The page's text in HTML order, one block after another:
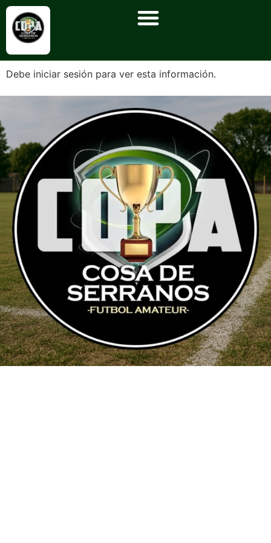
Debe iniciar sesión para ver esta información.